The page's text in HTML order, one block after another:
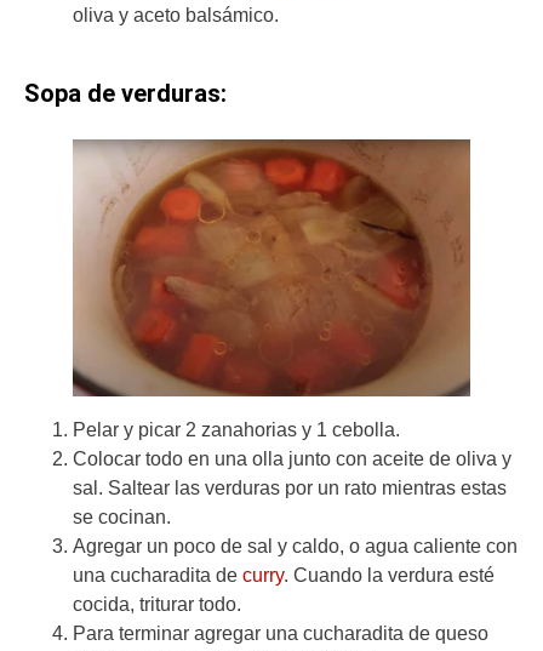
oliva y aceto balsámico.
Sopa de verduras:
Pelar y picar 2 zanahorias y 1 cebolla.
Colocar todo en una olla junto con aceite de oliva y
sal. Saltear las verduras por un rato mientras estas
se cocinan.
Agregar un poco de sal y caldo, o agua caliente con
una cucharadita de curry. Cuando la verdura esté
cocida, triturar todo.
Para terminar agregar una cucharadita de queso